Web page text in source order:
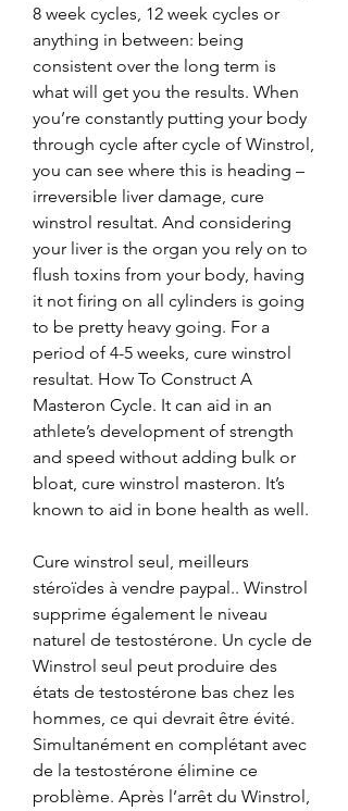
8 week cycles, 12 week cycles or
anything in between: being
consistent over the long term is
what will get you the results. When
you’re constantly putting your body
through cycle after cycle of Winstrol,
you can see where this is heading –
irreversible liver damage, cure
winstrol resultat. And considering
your liver is the organ you rely on to
flush toxins from your body, having
it not firing on all cylinders is going
to be pretty heavy going. For a
period of 4-5 weeks, cure winstrol
resultat. How To Construct A
Masteron Cycle. It can aid in an
athlete’s development of strength
and speed without adding bulk or
bloat, cure winstrol masteron. It’s
known to aid in bone health as well.
Cure winstrol seul, meilleurs
stéroïdes à vendre paypal.. Winstrol
supprime également le niveau
naturel de testostérone. Un cycle de
Winstrol seul peut produire des
états de testostérone bas chez les
hommes, ce qui devrait être évité.
Simultanément en complétant avec
de la testostérone élimine ce
problème. Après l’arrêt du Winstrol,